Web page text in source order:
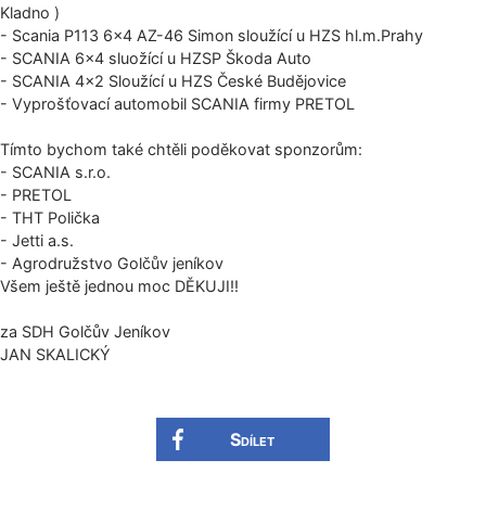
Kladno )
- Scania P113 6×4 AZ-46 Simon sloužící u HZS hl.m.Prahy
- SCANIA 6×4 sluožící u HZSP Škoda Auto
- SCANIA 4×2 Sloužící u HZS České Budějovice
- Vyprošťovací automobil SCANIA firmy PRETOL
Tímto bychom také chtěli poděkovat sponzorům:
- SCANIA s.r.o.
- PRETOL
- THT Polička
- Jetti a.s.
- Agrodružstvo Golčův jeníkov
Všem ještě jednou moc DĚKUJI!!
za SDH Golčův Jeníkov
JAN SKALICKÝ
Sdílet